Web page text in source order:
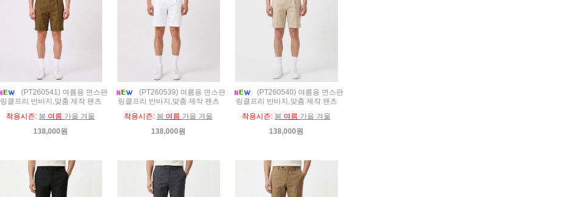
(PT260541) 여름용 면스판
링클프리 반바지,맞춤 제작 팬츠
착용시즌: 봄 여름 가을 겨울
138,000원
(PT260539) 여름용 면스판
링클프리 반바지,맞춤 제작 팬츠
착용시즌: 봄 여름 가을 겨울
138,000원
(PT260540) 여름용 면스판
링클프리 반바지,맞춤 제작 팬츠
착용시즌: 봄 여름 가을 겨울
138,000원